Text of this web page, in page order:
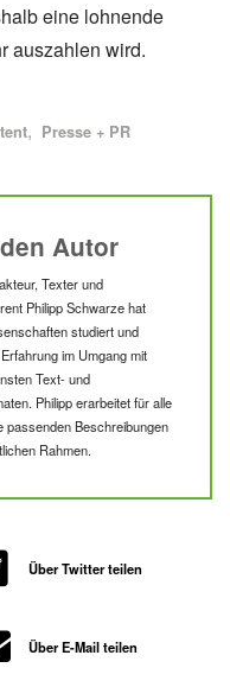
eine lohnende
auszahlen wird.
"
Schlagwort "
Blogartikel mit dem
" anzeigen
Alle Blogartikel mit dem
Presse + PR" anzeigen
AutorPhilipp
Texter und
Philipp Schwarze hat
studiert und
im Umgang mit
Text- und
Philipp erarbeitet für alle
passenden Beschreibungen
Rahmen.
Über Twitter teilen
Über E-Mail teilen